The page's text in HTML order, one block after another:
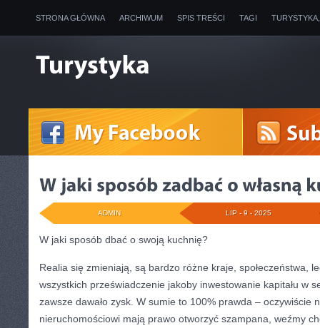
STRONA GŁÓWNA ARCHIWUM SPIS TREŚCI TAGI
LIP - 9 - 2025
ADMIN
W jaki sposób dbać o swoją kuchnię?
Realia się zmieniają, są bardzo różne kraje, społeczeństwa,
wszystkich przeświadczenie jakoby inwestowanie kapitału w
zawsze dawało zysk. W sumie to 100% prawda – oczywiście
nieruchomościowi mają prawo otworzyć szampana, weźmy